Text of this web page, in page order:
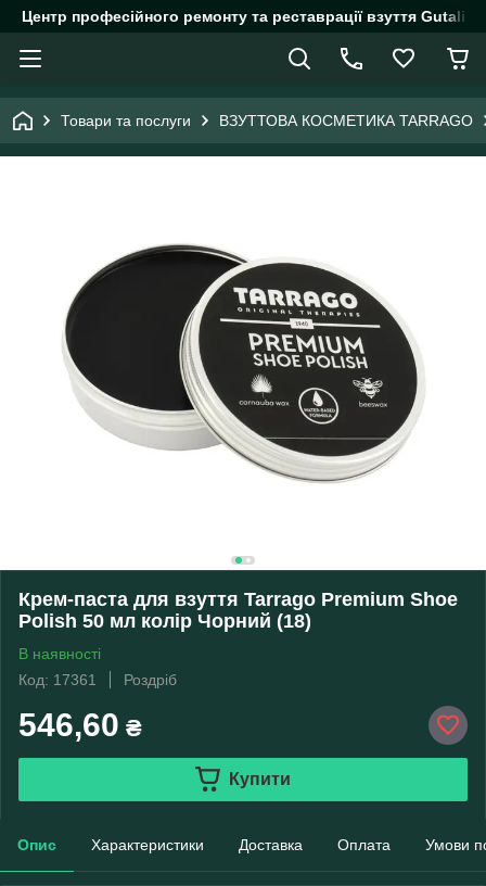
Центр професійного ремонту та реставрації взуття
Товари та послуги ВЗУТТОВА КОСМЕТИКА TARRAGO
Крем-паста для взуття Tarrago Premium Shoe
Polish 50 мл колір Чорний (18)
В наявності
Код: 17361
Роздріб
546,60 ₴
Купити
Опис Характеристики Доставка Оплата Умови